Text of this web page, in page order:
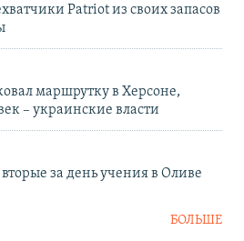
Patriot из своих запасов
маршрутку в Херсоне,
– украинские власти
за день учения в Оливе
БОЛЬШЕ